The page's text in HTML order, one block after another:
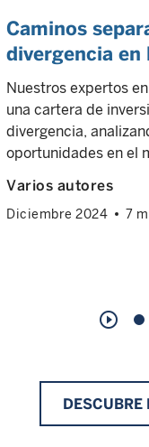
Caminos
divergencia en
Nuestros expertos
una cartera de
divergencia,
oportunidades en el
Varios autores
Diciembre 2024 7
play_circle_outline
DESCUBRE